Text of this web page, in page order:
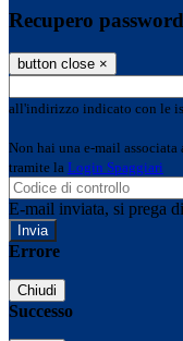
Recupero password
button close ×
all'indirizzo indicato con le
Non hai una e-mail
tramite la Login Spaggiari
E-mail inviata, si prega
Errore
Chiudi
Successo